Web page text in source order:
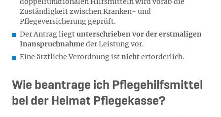
Zuständigkeit zwischen Kranken- und
Pflegeversicherung geprüft.
Der Antrag liegtunterschrieben vor der erstmaligen
Inanspruchnahmeder Leistung vor.
Eine ärztliche Verordnung istnichterforderlich.
Wie beantrage ich Pflegehilfsmittel
bei der Heimat Pflegekasse?